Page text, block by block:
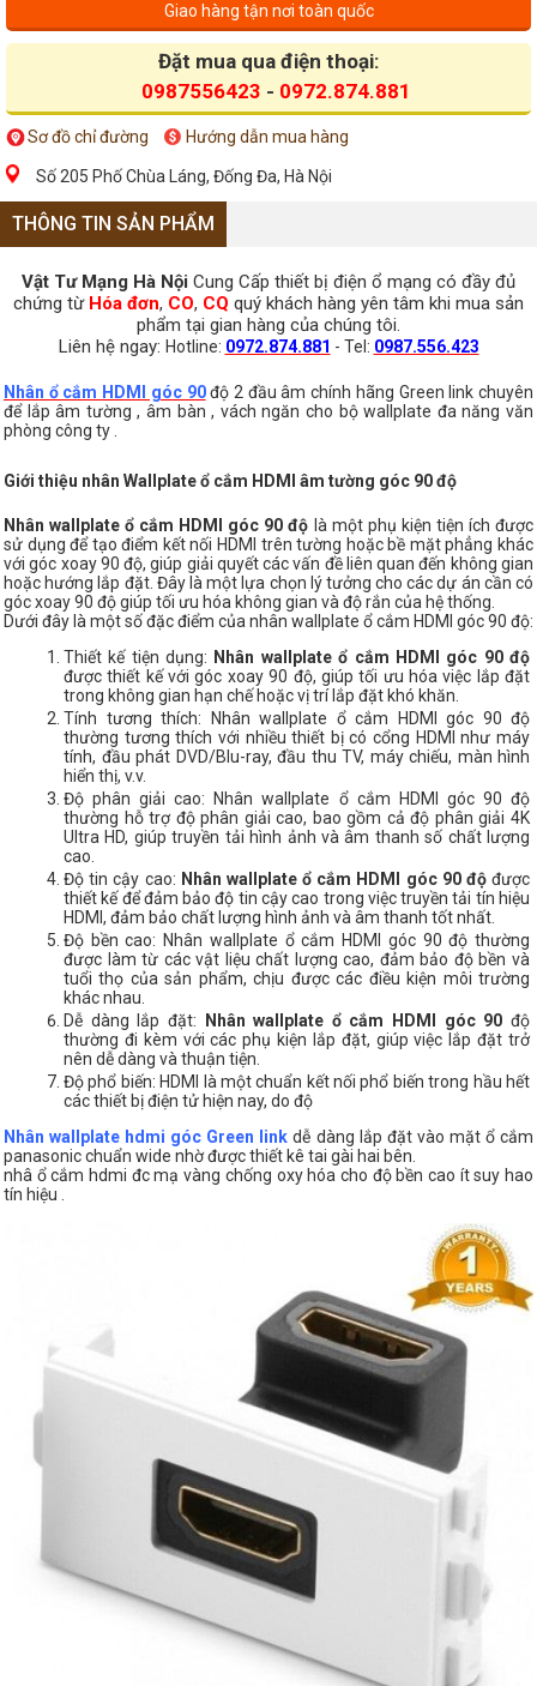
Giao hàng tận nơi toàn quốc
Đặt mua qua điện thoại:
0987556423 - 0972.874.881
Sơ đồ chỉ đường Hướng dẫn mua hàng
Số 205 Phố Chùa Láng, Đống Đa, Hà Nội
THÔNG TIN SẢN PHẨM
Vật Tư Mạng Hà Nội Cung Cấp thiết bị điện ổ mạng có đầy đủ
chứng từ Hóa đơn, CO, CQ quý khách hàng yên tâm khi mua sản
phẩm tại gian hàng của chúng tôi.
Liên hệ ngay: Hotline: 0972.874.881 - Tel: 0987.556.423
Nhân ổ cắm HDMI góc 90 độ 2 đầu âm chính hãng Green link chuyên
để lắp âm tường , âm bàn , vách ngăn cho bộ wallplate đa năng văn
phòng công ty .
Giới thiệu nhân Wallplate ổ cắm HDMI âm tường góc 90 độ
Nhân wallplate ổ cắm HDMI góc 90 độ là một phụ kiện tiện ích được
sử dụng để tạo điểm kết nối HDMI trên tường hoặc bề mặt phẳng khác
với góc xoay 90 độ, giúp giải quyết các vấn đề liên quan đến không gian
hoặc hướng lắp đặt. Đây là một lựa chọn lý tưởng cho các dự án cần có
góc xoay 90 độ giúp tối ưu hóa không gian và độ rắn của hệ thống.
Dưới đây là một số đặc điểm của nhân wallplate ổ cắm HDMI góc 90 độ:
Thiết kế tiện dụng: Nhân wallplate ổ cắm HDMI góc 90 độ
được thiết kế với góc xoay 90 độ, giúp tối ưu hóa việc lắp đặt
trong không gian hạn chế hoặc vị trí lắp đặt khó khăn.
Tính tương thích: Nhân wallplate ổ cắm HDMI góc 90 độ
thường tương thích với nhiều thiết bị có cổng HDMI như máy
tính, đầu phát DVD/Blu-ray, đầu thu TV, máy chiếu, màn hình
hiển thị, v.v.
Độ phân giải cao: Nhân wallplate ổ cắm HDMI góc 90 độ
thường hỗ trợ độ phân giải cao, bao gồm cả độ phân giải 4K
Ultra HD, giúp truyền tải hình ảnh và âm thanh số chất lượng
cao.
Độ tin cậy cao: Nhân wallplate ổ cắm HDMI góc 90 độđược
thiết kế để đảm bảo độ tin cậy cao trong việc truyền tải tín hiệu
HDMI, đảm bảo chất lượng hình ảnh và âm thanh tốt nhất.
Độ bền cao: Nhân wallplate ổ cắm HDMI góc 90 độ thường
được làm từ các vật liệu chất lượng cao, đảm bảo độ bền và
tuổi thọ của sản phẩm, chịu được các điều kiện môi trường
khác nhau.
Dễ dàng lắp đặt:
Nhân wallplate ổ cắm HDMI góc 90độ
thường đi kèm với các phụ kiện lắp đặt, giúp việc lắp đặt trở
nên dễ dàng và thuận tiện.
Độ phổ biến: HDMI là một chuẩn kết nối phổ biến trong hầu hết
các thiết bị điện tử hiện nay, do độ
Nhân wallplate hdmi góc Green link dễ dàng lắp đặt vào mặt ổ cắm
panasonic chuẩn wide nhờ được thiết kê tai gài hai bên.
nhâ ổ cắm hdmi đc mạ vàng chống oxy hóa cho độ bền cao ít suy hao
tín hiệu .